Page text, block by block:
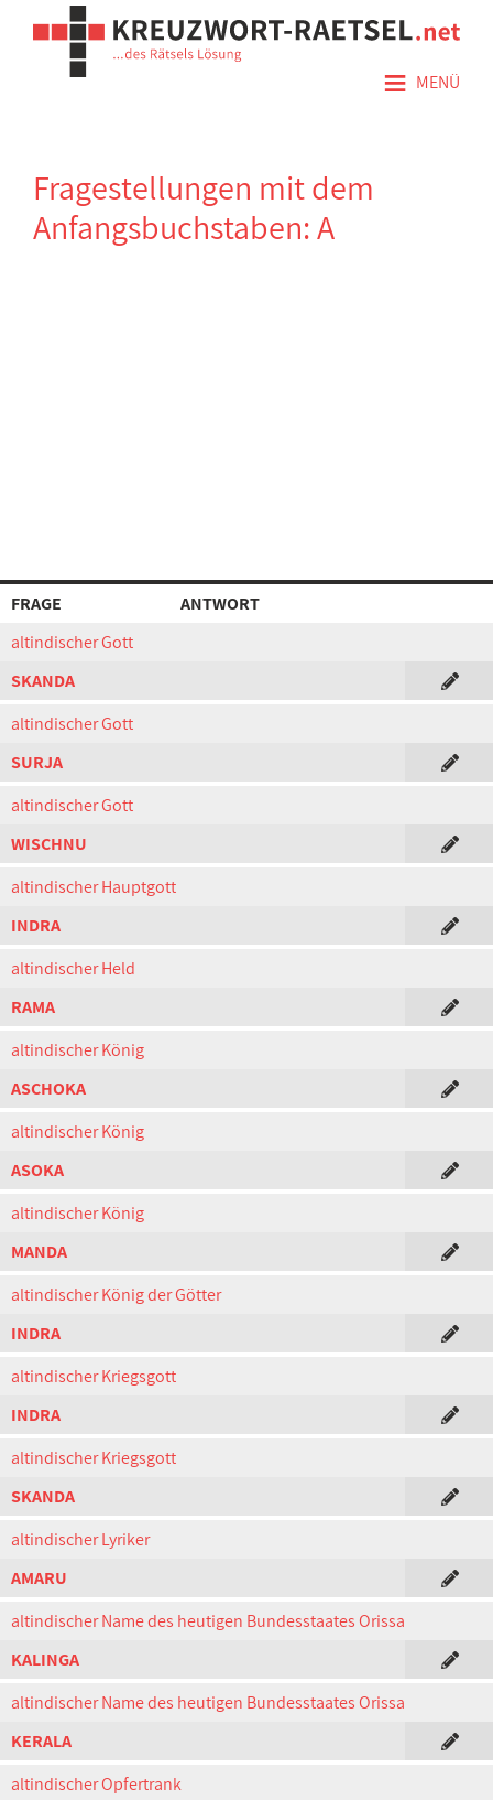
≡ MENÜ
Fragestellungen mit dem
Anfangsbuchstaben: A
FRAGE
ANTWORT
altindischer Gott
SKANDA
altindischer Gott
SURJA
altindischer Gott
WISCHNU
altindischer Hauptgott
INDRA
altindischer Held
RAMA
altindischer König
ASCHOKA
altindischer König
ASOKA
altindischer König
MANDA
altindischer König der Götter
INDRA
altindischer Kriegsgott
INDRA
altindischer Kriegsgott
SKANDA
altindischer Lyriker
AMARU
altindischer Name des heutigen Bundesstaates Orissa
KALINGA
altindischer Name des heutigen Bundesstaates Orissa
KERALA
altindischer Opfertrank